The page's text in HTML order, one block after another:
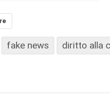
fake news diritto alla